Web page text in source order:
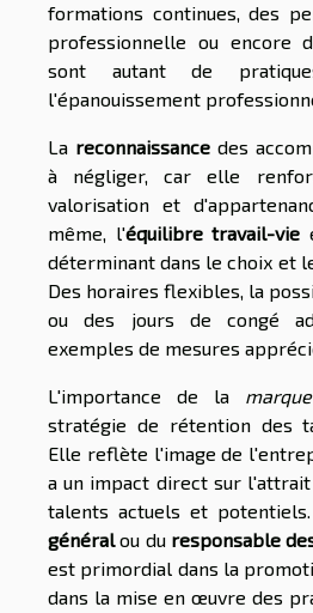
formations continues, des
professionnelle ou encore
sont autant de
l'épanouissement
La reconnaissance des
à négliger, car elle
valorisation et
même, l'équilibre travail-vie
déterminant dans le choix et
Des horaires flexibles, la
ou des jours de congé
exemples de mesures
L'importance de la
stratégie de rétention des
Elle reflète l'image de
a un impact direct sur
talents actuels et
généralou du responsable
est primordial dans la
dans la mise en œuvre des